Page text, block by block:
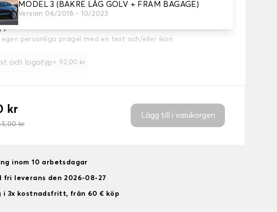
MODEL 3 (BAKRE LÅG GOLV + FRAM BAGAGE)
Version 06/2018 - 10/2023
personliga prägel med en text och/eller ikon
och logotyp+ 92,00 kr
kr
kr
Lägg till i varukorgen
inom 10 arbetsdagar
fri leverans den 2026-08-27
i 3x kostnadsfritt, från 60 € köp